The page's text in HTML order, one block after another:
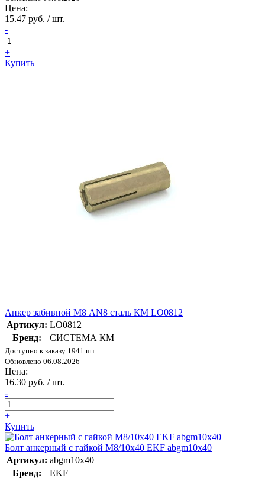
Цена:
15.47 руб. / шт.
-
+
Купить
Анкер забивной М8 AN8 сталь КМ LO0812
Артикул: LO0812
Бренд:
СИСТЕМА КМ
Доступно к заказу 1941 шт.
Обновлено 06.08.2026
Цена:
16.30 руб. / шт.
-
+
Купить
Болт анкерный с гайкой М8/10х40 EKF abgm10x40
Артикул: abgm10x40
Бренд:
EKF